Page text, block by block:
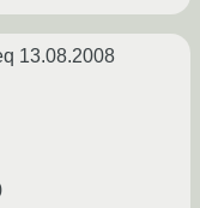
13.08.2008